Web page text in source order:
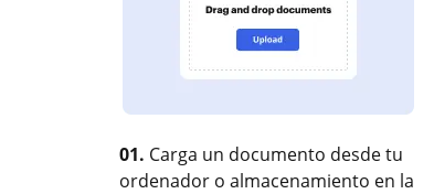
01. Carga un documento desde tu
ordenador o almacenamiento en la